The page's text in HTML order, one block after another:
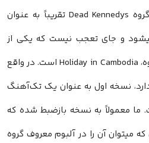
در میان گروه‌های پانک راک، گروه Dead Kennedys تقریباً به عنوان
و جای تعجب نیست که یکی از
معروف‌ترین آهنگ‌های این گروه، Holiday in Cambodia است. در واقع
نسخه اول به عنوان یک تک‌آهنگ
است. ما معمولاً به نسخه بازضبط شده که
میتوان آن را در آلبوم معروف گروه